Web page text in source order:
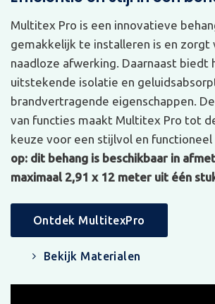
Multitex Pro is een innovatieve
gemakkelijk te installeren is en zorgt
naadloze afwerking. Daarnaast biedt
uitstekende isolatie en
brandvertragende eigenschappen.
van functies maakt Multitex Pro tot
keuze voor een stijlvol en functioneel
op: dit behang is beschikbaar in
maximaal 2,91 x 12 meter uit één
Ontdek MultitexPro
Bekijk Materialen